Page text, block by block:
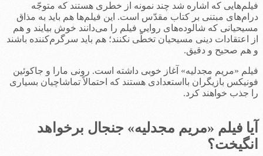
فیلم‌هایی که اشاره شد چند نمونه از خطری هستند که متوجّه
درام‌های مبتنی بر کتاب مقدّس است. این فیلم‌ها هم باید به مذاق
مسیحیانی که شالوده‌های روایی فیلم را می‌دانند خوش بیایند و هم
از اعتقادات دینی مسیحیان تخطّی نکنند؛ هم باید سرگرم‌کننده باشند
و هم صحیح و دقیق.
فیلم «مریم مجدلیه» آغاز خوبی داشته است. رونی مارا و جاکوئین
فونیکس بازیگران بااستعدادی هستند که احتمالاً تماشاچیان بسیاری
را جذب خواهند کرد.
آیا فیلم «مریم مجدلیه» جنجال برخواهد
انگیخت؟